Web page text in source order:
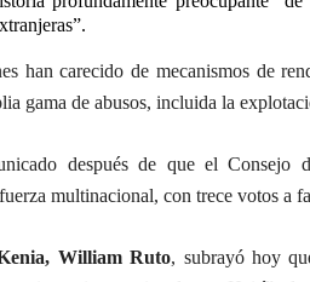
han carecido de mecanismos de
gama de abusos, incluida la
después de que el Consejo
multinacional, con trece votos a
William Ruto, subrayó hoy